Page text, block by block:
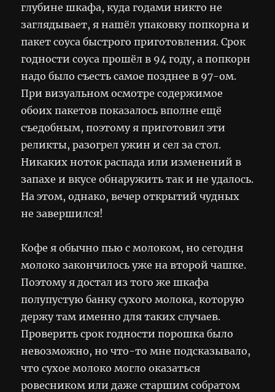
глубине шкафа, куда годами никто не
заглядывает, я нашёл упаковку попкорна и
пакет соуса быстрого приготовления. Срок
годности соуса прошёл в 94 году, а попкорн
надо было съесть самое позднее в 97-ом.
При визуальном осмотре содержимое
обоих пакетов показалось вполне ещё
съедобным, поэтому я приготовил эти
реликты, разогрел ужин и сел за стол.
Никаких ноток распада или изменений в
запахе и вкусе обнаружить так и не удалось.
На этом, однако, вечер открытий чудных
не завершился!
Кофе я обычно пью с молоком, но сегодня
молоко закончилось уже на второй чашке.
Поэтому я достал из того же шкафа
полупустую банку сухого молока, которую
держу там именно для таких случаев.
Проверить срок годности порошка было
невозможно, но что-то мне подсказывало,
что сухое молоко могло оказаться
ровесником или даже старшим собратом